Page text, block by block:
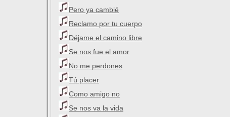
Pero ya cambié
Reclamo por tu cuerpo
Déjame el camino libre
Se nos fue el amor
No me perdones
Tú placer
Como amigo no
Se nos va la vida